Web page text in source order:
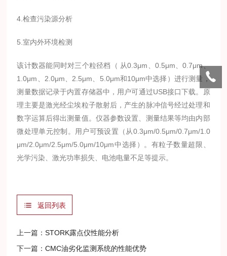
4.检查污染源分析
5.室内外环境检测
该计数器能同时对三个粒径档（ 从0.3μm 0.5μm 、0.7μm、
1.0μm 2.0μm 2.5μm 5.0μm和10μm中选择）进行测量，
测量数据记录于内置存储器中，用户可通过USB接口下载。原
理主要是激光经尘埃粒子散射后，产生的脉冲信号经过处理和
数字运算后得出测量值。仪器参数设置、测量结果等均由内部
微处理单元控制。用户可预设置（从0.3μm/0.5μm/0.7μm/1.0
μm/2.0μm/2.5μm/5.0μm/10μm中选择）。有粒子数量超限、
光学污染、激光功率损失、电池电量不足等提示。
返回列表
上一篇：STORK露点仪性能分析
下一篇：CMC油劣化监测系统的性能优势